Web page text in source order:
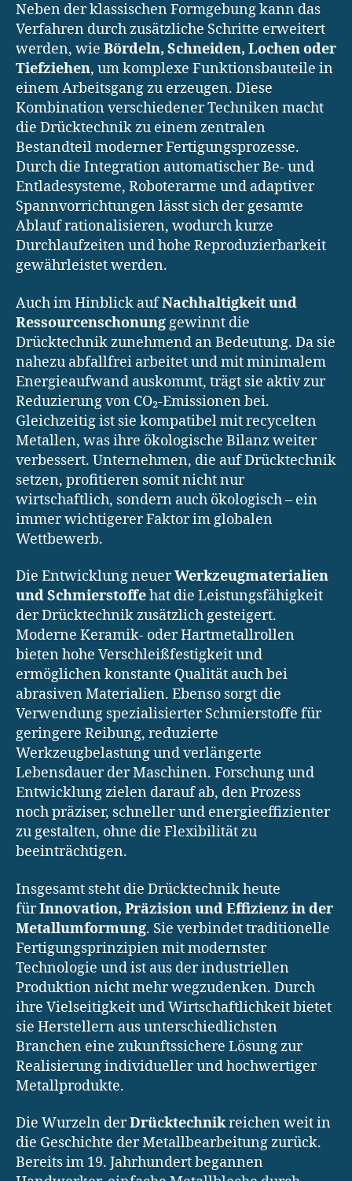
Neben der klassischen Formgebung kann das
Verfahren durch zusätzliche Schritte erweitert
werden, wie Bördeln, Schneiden, Lochen oder
Tiefziehen, um komplexe Funktionsbauteile in
einem Arbeitsgang zu erzeugen. Diese
Kombination verschiedener Techniken macht
die Drücktechnik zu einem zentralen
Bestandteil moderner Fertigungsprozesse.
Durch die Integration automatischer Be- und
Entladesysteme, Roboterarme und adaptiver
Spannvorrichtungen lässt sich der gesamte
Ablauf rationalisieren, wodurch kurze
Durchlaufzeiten und hohe Reproduzierbarkeit
gewährleistet werden.
Auch im Hinblick aufNachhaltigkeit und
Ressourcenschonunggewinnt die
Drücktechnik zunehmend an Bedeutung. Da sie
nahezu abfallfrei arbeitet und mit minimalem
Energieaufwand auskommt, trägt sie aktiv zur
Reduzierung von CO₂-Emissionen bei.
Gleichzeitig ist sie kompatibel mit recycelten
Metallen, was ihre ökologische Bilanz weiter
verbessert. Unternehmen, die auf Drücktechnik
setzen, profitieren somit nicht nur
wirtschaftlich, sondern auch ökologisch – ein
immer wichtigerer Faktor im globalen
Wettbewerb.
Die Entwicklung neuerWerkzeugmaterialien
und Schmierstoffehat die Leistungsfähigkeit
der Drücktechnik zusätzlich gesteigert.
Moderne Keramik- oder Hartmetallrollen
bieten hohe Verschleißfestigkeit und
ermöglichen konstante Qualität auch bei
abrasiven Materialien. Ebenso sorgt die
Verwendung spezialisierter Schmierstoffe für
geringere Reibung, reduzierte
Werkzeugbelastung und verlängerte
Lebensdauer der Maschinen. Forschung und
Entwicklung zielen darauf ab, den Prozess
noch präziser, schneller und energieeffizienter
zu gestalten, ohne die Flexibilität zu
beeinträchtigen.
Insgesamt steht die Drücktechnik heute
fürInnovation, Präzision und Effizienz in der
Metallumformung. Sie verbindet traditionelle
Fertigungsprinzipien mit modernster
Technologie und ist aus der industriellen
Produktion nicht mehr wegzudenken. Durch
ihre Vielseitigkeit und Wirtschaftlichkeit bietet
sie Herstellern aus unterschiedlichsten
Branchen eine zukunftssichere Lösung zur
Realisierung individueller und hochwertiger
Metallprodukte.
Die Wurzeln derDrücktechnikreichen weit in
die Geschichte der Metallbearbeitung zurück.
Bereits im 19. Jahrhundert begannen